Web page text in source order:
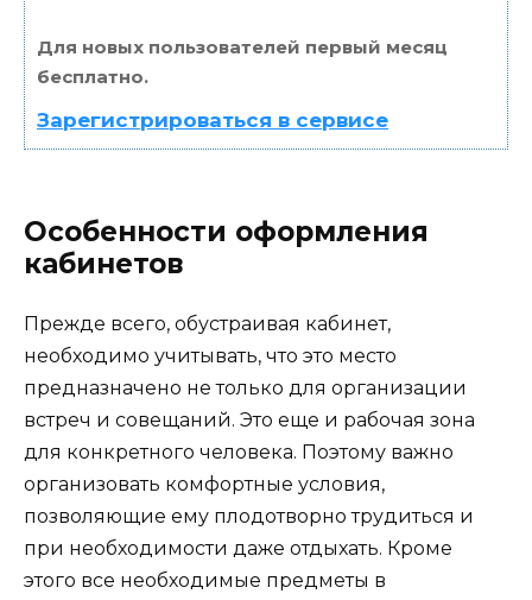
Для новых пользователей первый месяц
бесплатно.
Зарегистрироваться в сервисе
Особенности оформления
кабинетов
Прежде всего, обустраивая кабинет,
необходимо учитывать, что это место
предназначено не только для организации
встреч и совещаний. Это еще и рабочая зона
для конкретного человека. Поэтому важно
организовать комфортные условия,
позволяющие ему плодотворно трудиться и
при необходимости даже отдыхать. Кроме
этого все необходимые предметы в